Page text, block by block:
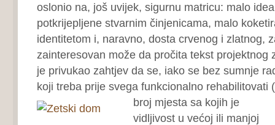
oslonio na, još uvijek, sigurnu matricu: malo
potkrijepljene stvarnim činjenicama, malo
identitetom i, naravno, dosta crvenog i zlatnog,
zainteresovan može da pročita tekst projektnog
je privukao zahtjev da se, iako se bez sumnje
koji treba prije svega funkcionalno rehabilitovati
broj mjesta sa kojih je
vidljivost u većoj ili manjoj